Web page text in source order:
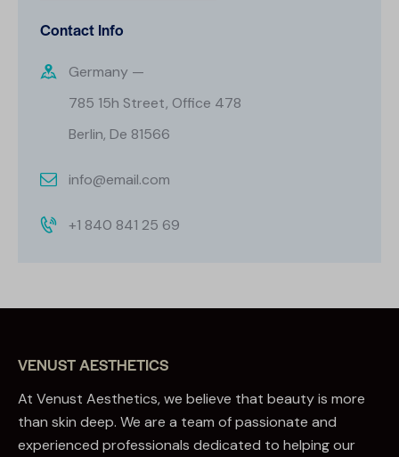
Contact Info
Germany —
785 15h Street, Office 478
Berlin, De 81566
info@email.com
+1 840 841 25 69
VENUST AESTHETICS
At Venust Aesthetics, we believe that beauty is more
than skin deep. We are a team of passionate and
experienced professionals dedicated to helping our